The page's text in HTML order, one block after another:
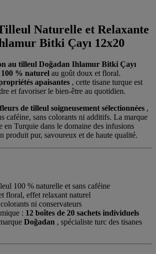
Naturelle et Relaxante
Bitki Çayı 12x20
au tilleul Doğadan Ihlamur Bitki Çayı
100 % naturel au goût doux et floral.
apaisantes , cette tisane turque est
et favoriser le bien-être au quotidien.
fleurs de tilleul soigneusement sélectionnées ,
caféine, sans colorants ni additifs. La marque
en Turquie dans le domaine des infusions
produit pur, savoureux et de haute qualité.
100 % naturelle et sans caféine
floral, effet relaxant naturel
ni conservateurs
: 12 boîtes de 20 sachets individuels
Doğadan , spécialiste turc des tisanes